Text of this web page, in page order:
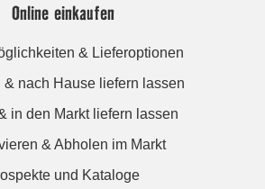
Online einkaufen
& Lieferoptionen
& nach Hause liefern lassen
in den Markt liefern lassen
& Abholen im Markt
und Kataloge